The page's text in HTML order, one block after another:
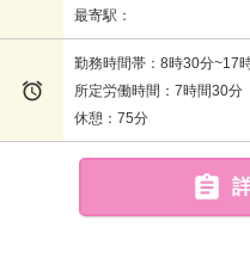
最寄駅：

勤務時間帯：8時30分~17
所定労働時間：7時間30分
休憩：75分
